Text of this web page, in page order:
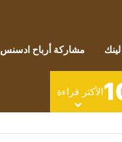
مشاركة أرباح ادسنس
الأكثر قراءة